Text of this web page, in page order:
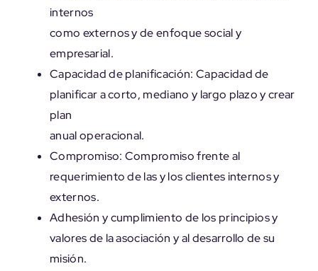
internos
como externos y de enfoque social y
empresarial.
Capacidad de planificación: Capacidad de
planificar a corto, mediano y largo plazo y crear
plan
anual operacional.
Compromiso: Compromiso frente al
requerimiento de las y los clientes internos y
externos.
Adhesión y cumplimiento de los principios y
valores de la asociación y al desarrollo de su
misión.